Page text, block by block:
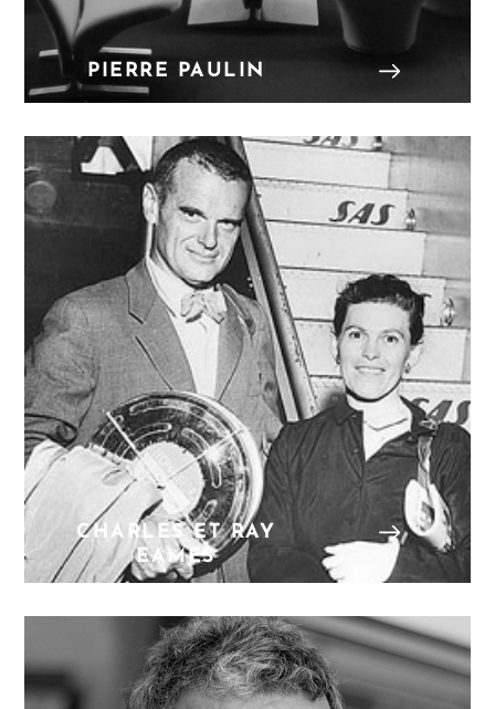
PIERRE PAULIN
CHARLES ET RAY
EAMES